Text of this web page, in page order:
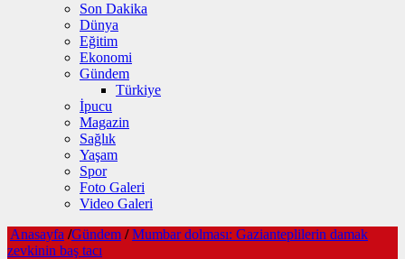
Son Dakika
Dünya
Eğitim
Ekonomi
Gündem
Türkiye
İpucu
Magazin
Sağlık
Yaşam
Spor
Foto Galeri
Video Galeri
Anasayfa /Gündem / Mumbar dolması: Gazianteplilerin damak
zevkinin baş tacı